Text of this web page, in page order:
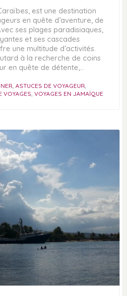
est une destination
en quête d’aventure, de
ses plages paradisiaques,
et ses cascades
une multitude d’activités.
à la recherche de coins
en quête de détente,…
, ASTUCES DE VOYAGEUR,
VOYAGES, VOYAGES EN JAMAÏQUE